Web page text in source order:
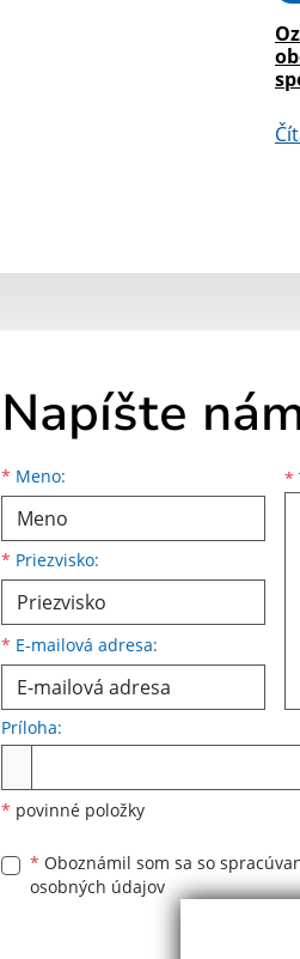
Napíšte
* Meno:
Meno
* Priezvisko:
Priezvisko
* E-mailová adresa:
E-mailová adresa *
Príloha:
* povinné položky
* Oboznámil som sa so
osobných údajov